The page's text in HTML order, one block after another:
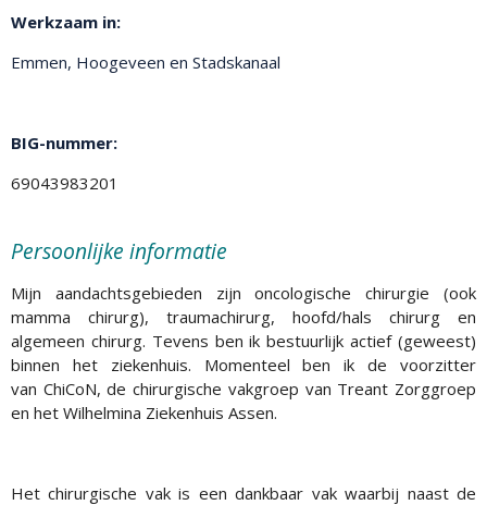
Werkzaam in:
Emmen, Hoogeveen en Stadskanaal
BIG-nummer:
69043983201
Persoonlijke informatie
Mijn aandachtsgebieden zijn oncologische chirurgie (ook
mamma chirurg), traumachirurg, hoofd/hals chirurg en
algemeen chirurg. Tevens ben ik bestuurlijk actief (geweest)
binnen het ziekenhuis. Momenteel ben ik de voorzitter
van ChiCoN, de chirurgische vakgroep van Treant Zorggroep
en het Wilhelmina Ziekenhuis Assen.
Het chirurgische vak is een dankbaar vak waarbij naast de